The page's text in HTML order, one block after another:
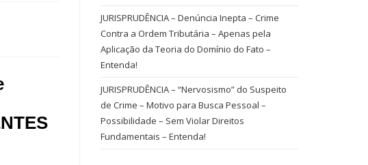
JURISPRUDÊNCIA – Denúncia Inepta – Crime
Contra a Ordem Tributária – Apenas pela
Aplicação da Teoria do Domínio do Fato –
Entenda!
JURISPRUDÊNCIA – “Nervosismo” do Suspeito
de Crime – Motivo para Busca Pessoal –
Possibilidade – Sem Violar Direitos
Fundamentais – Entenda!